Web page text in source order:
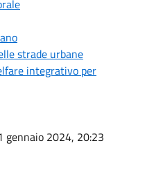
strade urbane
integrativo per
gennaio 2024, 20:23